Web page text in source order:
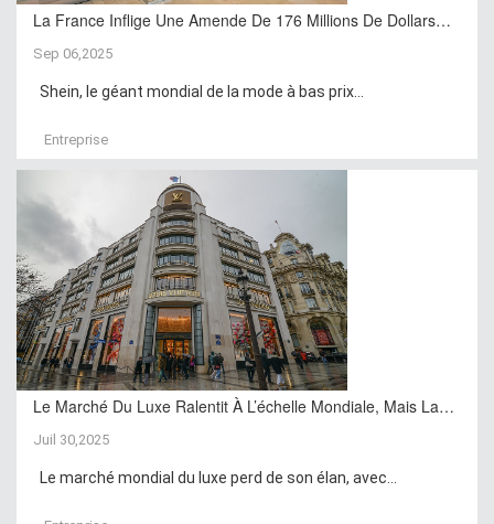
La France Inflige Une Amende De 176 Millions De Dollars…
Sep 06,2025
Shein, le géant mondial de la mode à bas prix...
Entreprise
Le Marché Du Luxe Ralentit À L’échelle Mondiale, Mais La…
Juil 30,2025
Le marché mondial du luxe perd de son élan, avec...